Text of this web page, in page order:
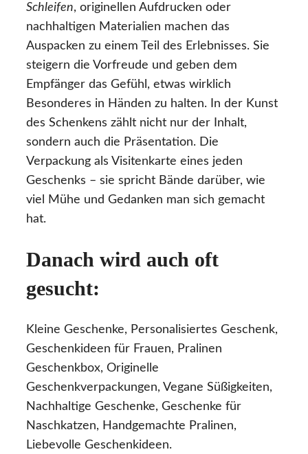
Schleifen, originellen Aufdrucken oder
nachhaltigen Materialien machen das
Auspacken zu einem Teil des Erlebnisses. Sie
steigern die Vorfreude und geben dem
Empfänger das Gefühl, etwas wirklich
Besonderes in Händen zu halten. In der Kunst
des Schenkens zählt nicht nur der Inhalt,
sondern auch die Präsentation. Die
Verpackung als Visitenkarte eines jeden
Geschenks – sie spricht Bände darüber, wie
viel Mühe und Gedanken man sich gemacht
hat.
Danach wird auch oft
gesucht:
Kleine Geschenke, Personalisiertes Geschenk,
Geschenkideen für Frauen, Pralinen
Geschenkbox, Originelle
Geschenkverpackungen, Vegane Süßigkeiten,
Nachhaltige Geschenke, Geschenke für
Naschkatzen, Handgemachte Pralinen,
Liebevolle Geschenkideen.